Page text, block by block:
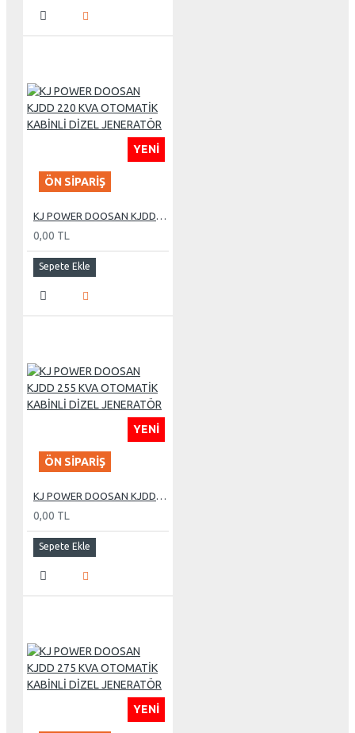
YENI
ÖN SIPARIŞ
KJ POWER DOOSAN KJDD 220 KVA OTOMATİK KABİNLİ DİZEL JENERATÖR
0,00 TL
Sepete Ekle
YENI
ÖN SIPARIŞ
KJ POWER DOOSAN KJDD 255 KVA OTOMATİK KABİNLİ DİZEL JENERATÖR
0,00 TL
Sepete Ekle
YENI